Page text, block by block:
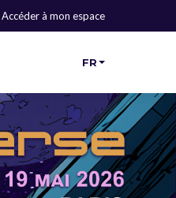
Accéder à mon espace
FR